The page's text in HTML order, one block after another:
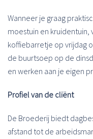
Wanneer je graag
moestuin en
koffiebarretje op vrijdag
de buurtsoep op de
en werken aan je eigen
Profiel van de cliënt
De Broederij biedt
afstand tot de